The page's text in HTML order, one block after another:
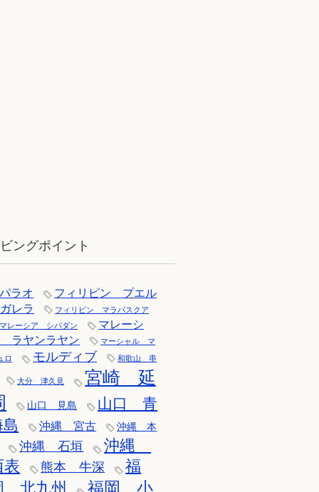
ングポイント
パラオ
フィリピン プエル
ガレラ
フィリピン マラパスクア
マレーシア シパダン
マレーシ
ラヤンラヤン
マーシャル マ
ロ
モルディブ 和歌山 串
大分 津久見
宮崎 延
山口 見島
山口 青
沖縄 宮古
沖縄 本
沖縄 石垣
沖縄
表
熊本 牛深
福
北九州
福岡 小